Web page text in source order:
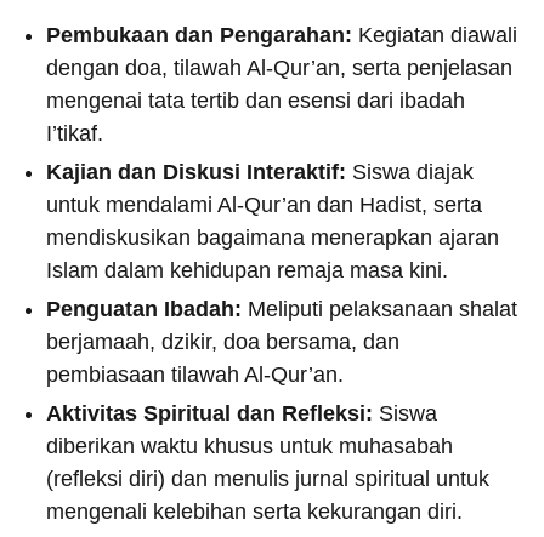
Pembukaan dan Pengarahan: Kegiatan diawali
dengan doa, tilawah Al-Qur’an, serta penjelasan
mengenai tata tertib dan esensi dari ibadah
I’tikaf.
Kajian dan Diskusi Interaktif: Siswa diajak
untuk mendalami Al-Qur’an dan Hadist, serta
mendiskusikan bagaimana menerapkan ajaran
Islam dalam kehidupan remaja masa kini.
Penguatan Ibadah: Meliputi pelaksanaan shalat
berjamaah, dzikir, doa bersama, dan
pembiasaan tilawah Al-Qur’an.
Aktivitas Spiritual dan Refleksi: Siswa
diberikan waktu khusus untuk muhasabah
(refleksi diri) dan menulis jurnal spiritual untuk
mengenali kelebihan serta kekurangan diri.